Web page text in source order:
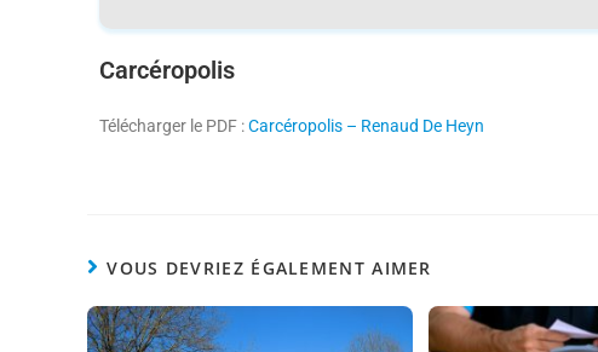
Carcéropolis
Télécharger le PDF :Carcéropolis – Renaud De Heyn
VOUS DEVRIEZ ÉGALEMENT AIMER